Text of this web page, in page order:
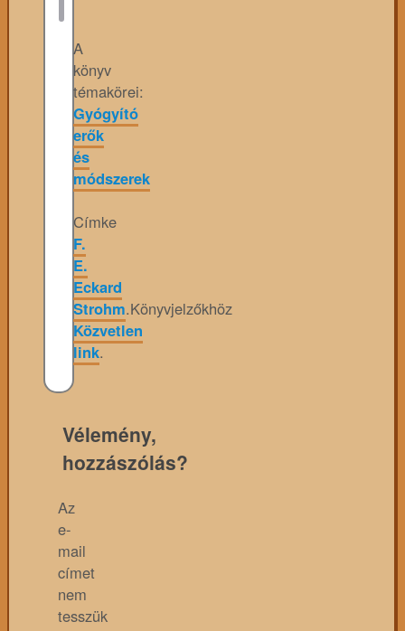
A
könyv
témakörei:
Gyógyító
erők
és
módszerek
Címke
F.
E.
Eckard
Strohm.Könyvjelzőkhöz
Közvetlen
link.
Vélemény,
hozzászólás?
Az
e-
mail
címet
nem
tesszük